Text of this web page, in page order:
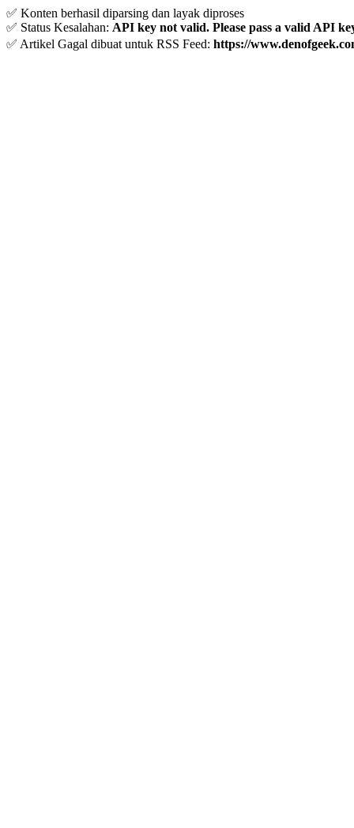
✅ Konten berhasil diparsing dan layak diproses
✅ Status Kesalahan: API key not valid. Please pass a valid API
✅ Artikel Gagal dibuat untuk RSS Feed: https://